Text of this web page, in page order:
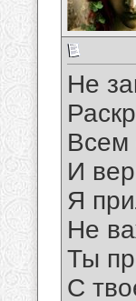
Не
Всем
И
Я
Не
Ты
С